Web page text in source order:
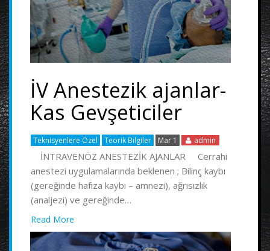
İV Anestezik ajanlar-
Kas Gevşeticiler
Teknisyenlere Özel Teorik Bilgiler Mar 1 admin
İNTRAVENÖZ ANESTEZİK AJANLAR Cerrahi
anestezi uygulamalarında beklenen ; Bilinç kaybı
(gereğinde hafıza kaybı – amnezi), ağrısızlık
(analjezi) ve gereğinde…
Read More